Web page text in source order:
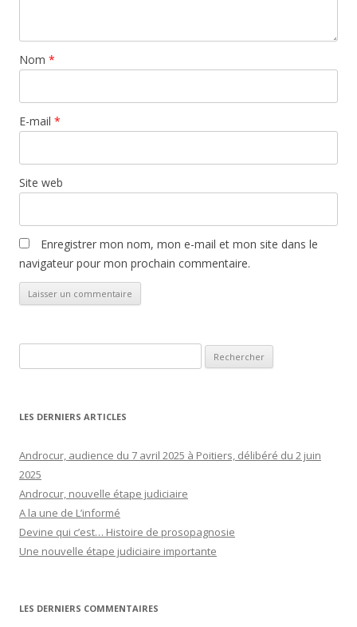
Nom *
E-mail *
Site web
Enregistrer mon nom, mon e-mail et mon site dans le
navigateur pour mon prochain commentaire.
LES DERNIERS ARTICLES
Androcur, audience du 7 avril 2025 à Poitiers, délibéré du 2 juin
2025
Androcur, nouvelle étape judiciaire
A la une de L’informé
Devine qui c’est… Histoire de prosopagnosie
Une nouvelle étape judiciaire importante
LES DERNIERS COMMENTAIRES